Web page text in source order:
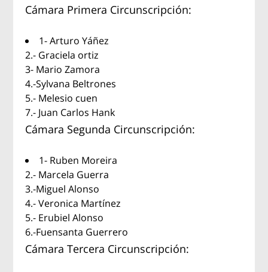
Cámara Primera Circunscripción:
1- Arturo Yáñez
2.- Graciela ortiz
3- Mario Zamora
4.-Sylvana Beltrones
5.- Melesio cuen
7.- Juan Carlos Hank
Cámara Segunda Circunscripción:
1- Ruben Moreira
2.- Marcela Guerra
3.-Miguel Alonso
4.- Veronica Martínez
5.- Erubiel Alonso
6.-Fuensanta Guerrero
Cámara Tercera Circunscripción: